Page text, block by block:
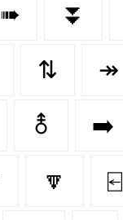
➠ ⏬
⇅ ↠
⚨ ➡️
🔽 ⍇